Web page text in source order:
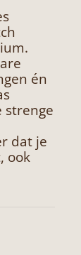
én
strenge
dat je
ook